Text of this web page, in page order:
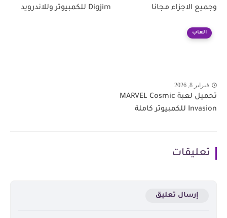
وجميع الاجزاء مجانا
Digjim للكمبيوتر وللاندرويد
العاب
فبراير 8, 2026
تحميل لعبة MARVEL Cosmic
Invasion للكمبيوتر كاملة
تعليقات
إرسال تعليق